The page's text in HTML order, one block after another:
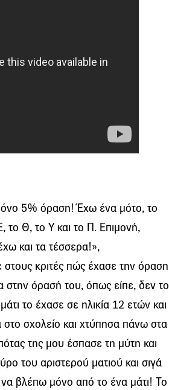
5% όραση! Έχω ένα μότο, το
το Θ, το Υ και το Π. Επιμονή,
και τα τέσσερα!»,
κριτές πώς έχασε την όραση
στην όρασή του, όπως είπε, δεν το
το έχασε σε ηλικία 12 ετών και
σχολείο και χτύπησα πάνω στα
της μου έσπασε τη μύτη και
του αριστερού ματιού και σιγά
βλέπω μόνο από το ένα μάτι! Το